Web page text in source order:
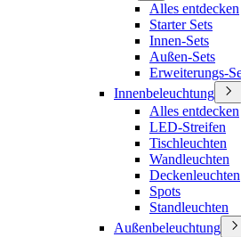
Alles entdecken
Starter Sets
Innen-Sets
Außen-Sets
Erweiterungs-
Innenbeleuchtung
Alles entdecken
LED-Streifen
Tischleuchten
Wandleuchten
Deckenleuchten
Spots
Standleuchten
Außenbeleuchtung